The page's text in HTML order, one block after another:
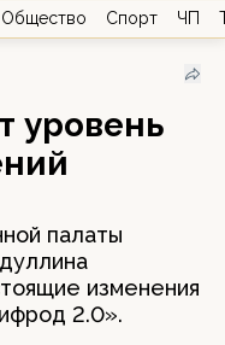
Общество Спорт ЧП
уровень
палаты
изменения
2.0».